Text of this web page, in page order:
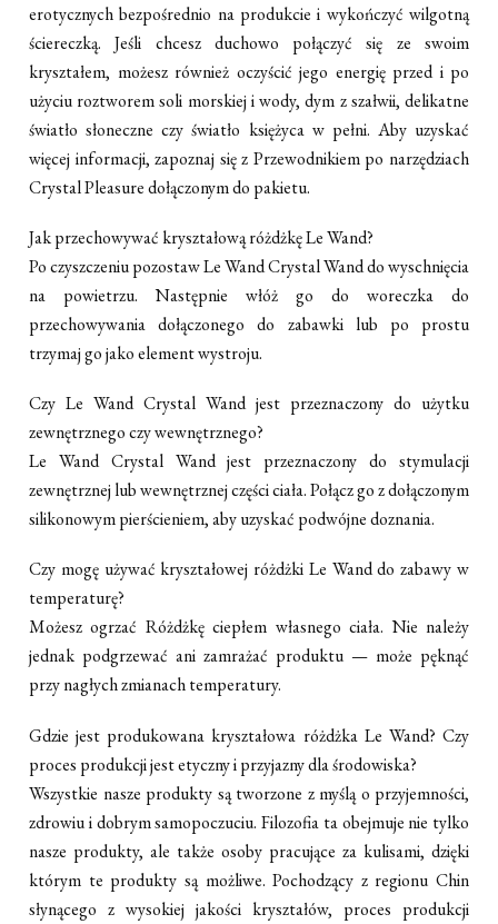
erotycznych bezpośrednio na produkcie i wykończyć wilgotną
ściereczką. Jeśli chcesz duchowo połączyć się ze swoim
kryształem, możesz również oczyścić jego energię przed i po
użyciu roztworem soli morskiej i wody, dym z szałwii, delikatne
światło słoneczne czy światło księżyca w pełni. Aby uzyskać
więcej informacji, zapoznaj się z Przewodnikiem po narzędziach
Crystal Pleasure dołączonym do pakietu.
Jak przechowywać kryształową różdżkę Le Wand?
Po czyszczeniu pozostaw Le Wand Crystal Wand do wyschnięcia
na powietrzu. Następnie włóż go do woreczka do
przechowywania dołączonego do zabawki lub po prostu
trzymaj go jako element wystroju.
Czy Le Wand Crystal Wand jest przeznaczony do użytku
zewnętrznego czy wewnętrznego?
Le Wand Crystal Wand jest przeznaczony do stymulacji
zewnętrznej lub wewnętrznej części ciała. Połącz go z dołączonym
silikonowym pierścieniem, aby uzyskać podwójne doznania.
Czy mogę używać kryształowej różdżki Le Wand do zabawy w
temperaturę?
Możesz ogrzać Różdżkę ciepłem własnego ciała. Nie należy
jednak podgrzewać ani zamrażać produktu — może pęknąć
przy nagłych zmianach temperatury.
Gdzie jest produkowana kryształowa różdżka Le Wand? Czy
proces produkcji jest etyczny i przyjazny dla środowiska?
Wszystkie nasze produkty są tworzone z myślą o przyjemności,
zdrowiu i dobrym samopoczuciu. Filozofia ta obejmuje nie tylko
nasze produkty, ale także osoby pracujące za kulisami, dzięki
którym te produkty są możliwe. Pochodzący z regionu Chin
słynącego z wysokiej jakości kryształów, proces produkcji